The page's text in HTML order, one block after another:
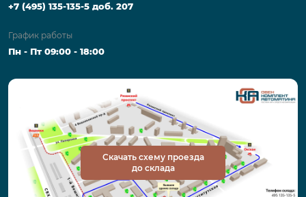
+7 (495) 135-135-5 доб. 207
График работы
Пн - Пт 09:00 - 18:00
Скачать схему проезда
до склада